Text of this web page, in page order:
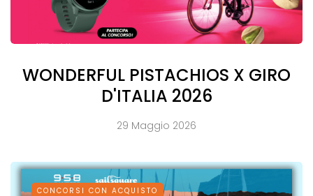
WONDERFUL PISTACHIOS X GIRO
D'ITALIA 2026
29 Maggio 2026
CONCORSI CON ACQUISTO